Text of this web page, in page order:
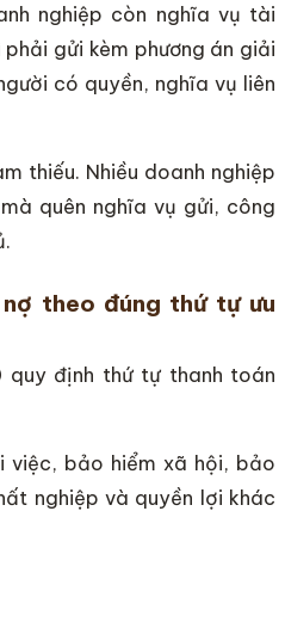
nghiệp còn nghĩa vụ tài
gửi kèm phương án giải
có quyền, nghĩa vụ liên
thiếu. Nhiều doanh nghiệp
quên nghĩa vụ gửi, công
theo đúng thứ tự ưu
quy định thứ tự thanh toán
việc, bảo hiểm xã hội, bảo
nghiệp và quyền lợi khác